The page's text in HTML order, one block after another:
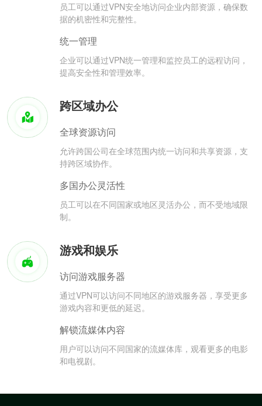
员工可以通过VPN安全地访问企业内部资源，确保数
据的机密性和完整性。
统一管理
企业可以通过VPN统一管理和监控员工的远程访问，
提高安全性和管理效率。
跨区域办公
全球资源访问
允许跨国公司在全球范围内统一访问和共享资源，支
持跨区域协作。
多国办公灵活性
员工可以在不同国家或地区灵活办公，而不受地域限
制。
游戏和娱乐
访问游戏服务器
通过VPN可以访问不同地区的游戏服务器，享受更多
游戏内容和更低的延迟。
解锁流媒体内容
用户可以访问不同国家的流媒体库，观看更多的电影
和电视剧。